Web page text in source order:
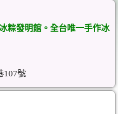
粽發明館。全台唯一手作冰
107號